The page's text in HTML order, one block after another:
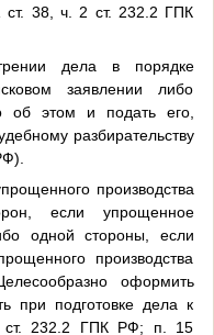
ст. 38, ч. 2 ст. 232.2 ГПК
дела в порядке
заявлении либо
об этом и подать его,
разбирательству
производства
если упрощенное
одной стороны, если
производства
оформить
при подготовке дела к
ст. 232.2 ГПК РФ; п. 15